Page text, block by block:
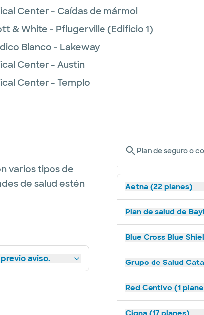
Center - Caídas de mármol
& White - Pflugerville (Edificio 1)
Blanco - Lakeway
Center - Austin
Center - Templo
varios tipos de
de salud estén
aviso.
Plan de seguro o
Aetna (22 planes)
Plan de salud de
Blue Cross Blue
Grupo de Salud
Red Centivo (1
Cigna (17 planes)